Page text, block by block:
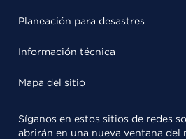
Planeación para desastres
Información técnica
Mapa del sitio
Síganos en estos sitios de redes
abrirán en una nueva ventana del